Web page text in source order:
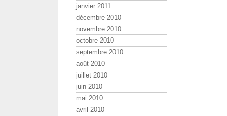
janvier 2011
décembre 2010
novembre 2010
octobre 2010
septembre 2010
août 2010
juillet 2010
juin 2010
mai 2010
avril 2010